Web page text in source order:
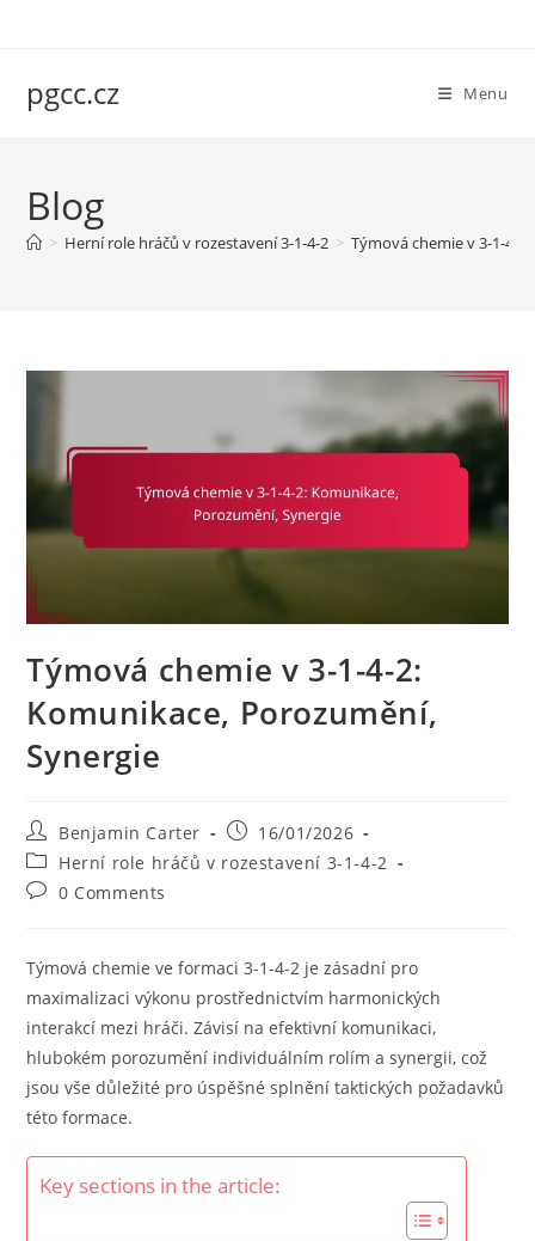
pgcc.cz Menu
Blog
> Herní role hráčů v rozestavení 3-1-4-2 > Týmová chemie v 3-1-4-
Týmová chemie v 3-1-4-2:
Komunikace, Porozumění,
Synergie
Post
author:
Benjamin Carter
Post
published:
16/01/2026
Post
category:
Herní role hráčů v rozestavení 3-1-4-2
Post0 Comments
Týmová chemie ve formaci 3-1-4-2 je zásadní pro
maximalizaci výkonu prostřednictvím harmonických
interakcí mezi hráči. Závisí na efektivní komunikaci,
hlubokém porozumění individuálním rolím a synergii, což
jsou vše důležité pro úspěšné splnění taktických požadavků
této formace.
Key sections in the article: